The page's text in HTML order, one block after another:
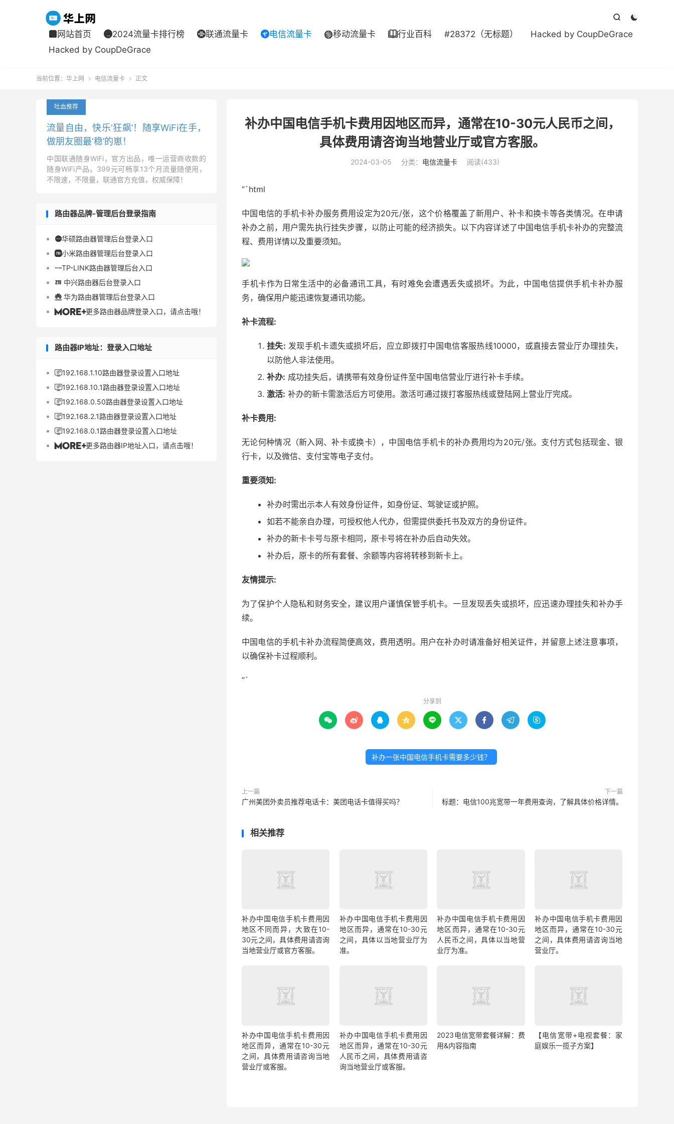


 网站首页 2024流量卡排行榜 联通流量卡 电信流量卡 移动流量卡 行业百科 #28372（无标题）
Hacked by CoupDeGrace
Hacked by CoupDeGrace
当前位置： 华上网  电信流量卡  正文
补办中国电信手机卡费用因地区而异，通常在10-30元人民币之间，
具体费用请咨询当地营业厅或官方客服。
2024-03-05 分类： 电信流量卡 阅读(433)
“`html
中国电信的手机卡补办服务费用设定为20元/张，这个价格覆盖了新用户、补卡和换卡等各类情况。在申请
补办之前，用户需先执行挂失步骤，以防止可能的经济损失。以下内容详述了中国电信手机卡补办的完整流
程、费用详情以及重要须知。
手机卡作为日常生活中的必备通讯工具，有时难免会遭遇丢失或损坏。为此，中国电信提供手机卡补办服
务，确保用户能迅速恢复通讯功能。
补卡流程:
挂失: 发现手机卡遗失或损坏后，应立即拨打中国电信客服热线10000，或直接去营业厅办理挂失，
以防他人非法使用。
补办: 成功挂失后，请携带有效身份证件至中国电信营业厅进行补卡手续。
激活: 补办的新卡需激活后方可使用。激活可通过拨打客服热线或登陆网上营业厅完成。
补卡费用:
无论何种情况（新入网、补卡或换卡），中国电信手机卡的补办费用均为20元/张。支付方式包括现金、银
行卡，以及微信、支付宝等电子支付。
重要须知:
补办时需出示本人有效身份证件，如身份证、驾驶证或护照。
如若不能亲自办理，可授权他人代办，但需提供委托书及双方的身份证件。
补办的新卡卡号与原卡相同，原卡号将在补办后自动失效。
补办后，原卡的所有套餐、余额等内容将转移到新卡上。
友情提示:
为了保护个人隐私和财务安全，建议用户谨慎保管手机卡。一旦发现丢失或损坏，应迅速办理挂失和补办手
续。
中国电信的手机卡补办流程简便高效，费用透明。用户在补办时请准备好相关证件，并留意上述注意事项，
以确保补卡过程顺利。
“`
分享到
        
补办一张中国电信手机卡需要多少钱？
上一篇
广州美团外卖员推荐电话卡：美团电话卡值得买吗？
下一篇
标题：电信100兆宽带一年费用查询，了解具体价格详情。
相关推荐
补办中国电信手机卡费用因
地区不同而异，大致在10-
30元之间，具体费用请咨询
当地营业厅或官方客服。
补办中国电信手机卡费用因
地区而异，通常在10-30元
之间，具体以当地营业厅为
准。
补办中国电信手机卡费用因
地区而异，通常在10-30元
人民币之间，具体以当地营
业厅为准。
补办中国电信手机卡费用因
地区而异，通常在10-30元
之间，具体费用请咨询当地
营业厅。
补办中国电信手机卡费用因
地区而异，通常在10-30元
之间，具体费用请咨询当地
营业厅或客服。
补办中国电信手机卡费用因
地区而异，通常在10-30元
人民币之间，具体费用请咨
询当地营业厅或客服。
2023电信宽带套餐详解：费
用&内容指南
【电信宽带+电视套餐：家
庭娱乐一揽子方案】
吐血推荐
流量自由，快乐‘狂飙’！随享WiFi在手，
做朋友圈最‘稳’的崽！
中国联通随身WiFi，官方出品，唯一运营商收款的
随身WiFi产品。399元可畅享13个月流量随便用，
不限速，不限量，联通官方充值，权威保障！
路由器品牌-管理后台登录指南
华硕路由器管理后台登录入口
小米路由器管理后台登录入口
TP-LINK路由器管理后台入口
 中兴路由器后台登录入口
 华为路由器管理后台登录入口
更多路由器品牌登录入口，请点击哦！
路由器IP地址：登录入口地址
192.168.1.10路由器登录设置入口地址
192.168.10.1路由器登录设置入口地址
192.168.0.50路由器登录设置入口地址
192.168.2.1路由器登录设置入口地址
192.168.0.1路由器登录设置入口地址
更多路由器IP地址入口，请点击哦！